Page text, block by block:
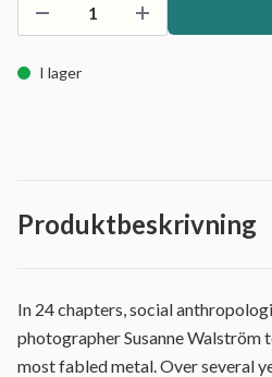
I lager
Produktbeskrivning
In 24 chapters, social
photographer Susanne Walström
most fabled metal. Over several